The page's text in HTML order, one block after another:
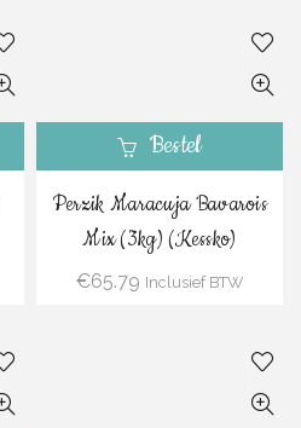
Bestel
Perzik Maracuja Bavarois
Mix (3kg) (Kessko)
€65.79 Inclusief BTW